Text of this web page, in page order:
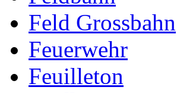
Feld Grossbahn
Feuerwehr
Feuilleton